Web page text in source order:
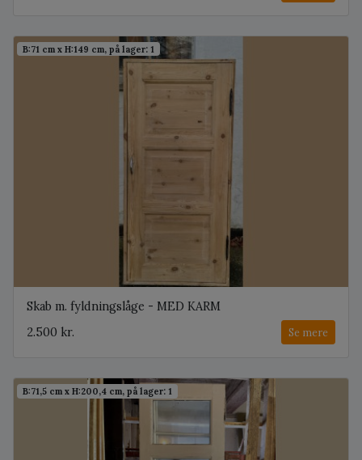
B:71 cm x H:149 cm, på lager: 1
Skab m. fyldningslåge - MED KARM
2.500 kr.
Se mere
B:71,5 cm x H:200,4 cm, på lager: 1